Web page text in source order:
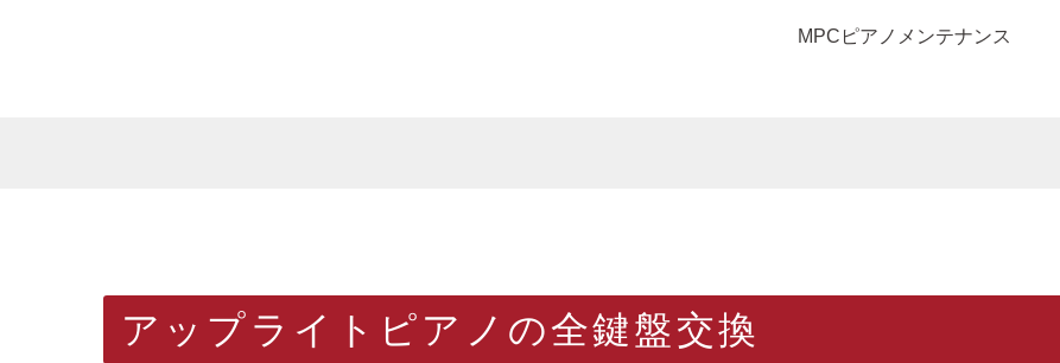
MPCピアノメンテナンス
アップライトピアノの全鍵盤交換